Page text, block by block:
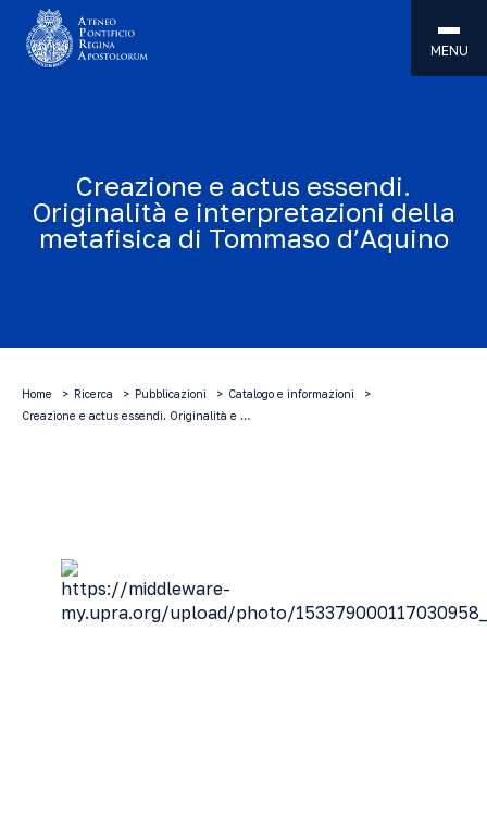
MENU
Creazione e actus essendi.
Originalità e interpretazioni della
metafisica di Tommaso d’Aquino
Home Ricerca Pubblicazioni
Catalogo e informazioni
Creazione e actus essendi. Originalità e …